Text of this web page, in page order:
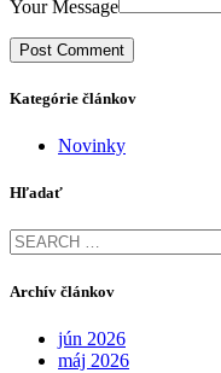
Your Message
Kategórie článkov
Novinky
Hľadať
Archív článkov
jún 2026
máj 2026